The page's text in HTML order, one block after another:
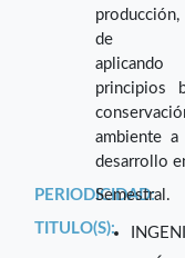
de
principios
ambiente a
desarrollo
PERIODICIDAD:
Semestral.
TITULO(S):